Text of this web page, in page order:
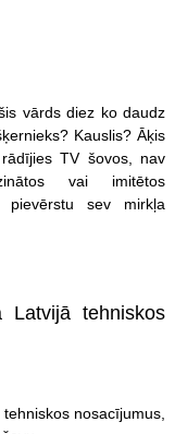
vārds diez ko daudz
Kauslis? Āķis
TV šovos, nav
vai imitētos
pievērstu sev mirkļa
Latvijā tehniskos
nosacījumus,